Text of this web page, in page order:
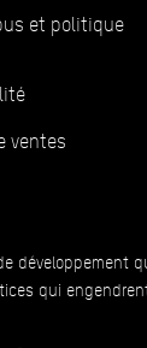
et politique
ventes
développement
qui